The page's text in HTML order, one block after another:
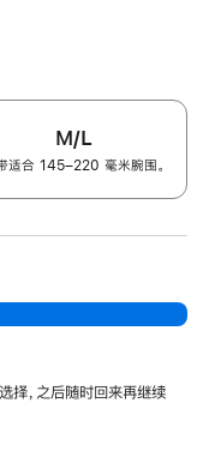
M/L
适合 145–220 毫米腕围。
择，之后随时回来再继续